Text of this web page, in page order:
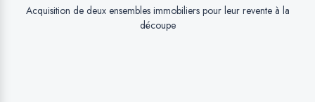
Acquisition de deux ensembles immobiliers pour leur revente à la
découpe